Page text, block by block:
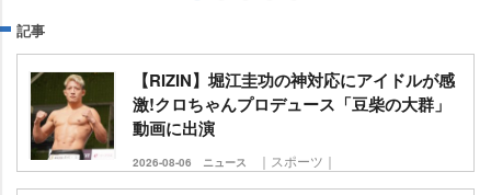
記事
【RIZIN】堀江圭功の神対応にアイドルが感
激!クロちゃんプロデュース「豆柴の大群」
動画に出演
2026-08-06 ニュース ｜スポーツ｜